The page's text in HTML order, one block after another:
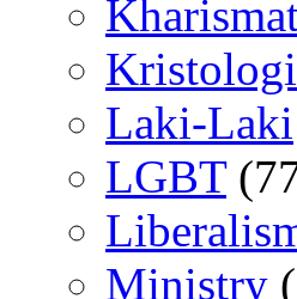
Kristologi
Laki-Laki
LGBT
Ministry